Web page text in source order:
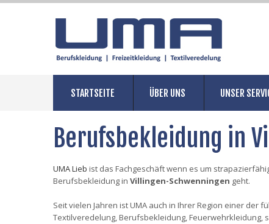
STARTSEITE ÜBER UNS UNSER
Berufsbekleidung in
UMA Lieb ist das Fachgeschäft wenn es um
Berufsbekleidung in Villingen-Schwenningen geht.
Seit vielen Jahren ist UMA auch in Ihrer Region einer
Textilveredelung, Berufsbekleidung, Feuerwehrkleidung,